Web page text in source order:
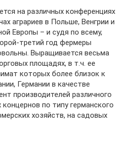
на различных конференциях
аграриев в Польше, Венгрии и
Европы – и судя по всему,
третий год фермеры
Выращивается весьма
площадях, в т.ч. ее
которых более близок к
Германии в качестве
производителей различного
по типу германского
хозяйств, на садовых